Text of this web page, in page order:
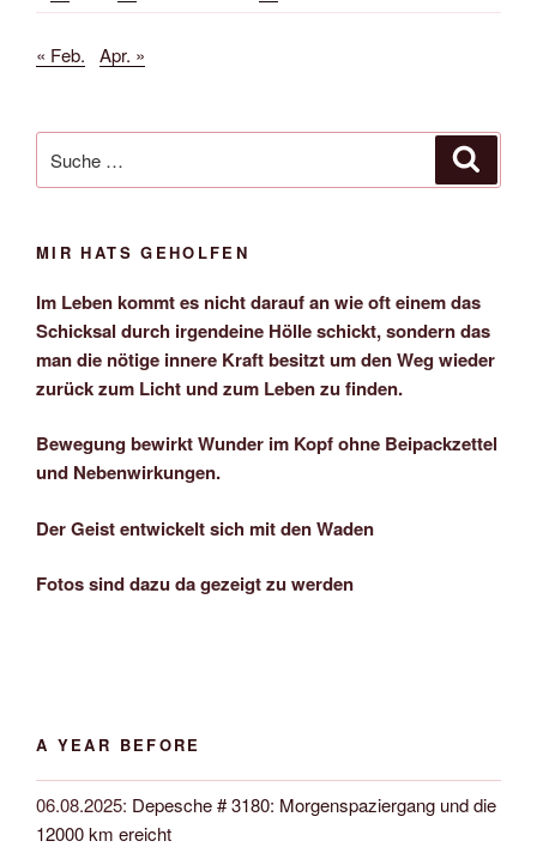
« Feb. Apr. »
nach:
MIR HATS GEHOLFEN
Im Leben kommt es nicht darauf an wie oft einem das
Schicksal durch irgendeine Hölle schickt, sondern das
man die nötige innere Kraft besitzt um den Weg wieder
zurück zum Licht und zum Leben zu finden.
Bewegung bewirkt Wunder im Kopf ohne Beipackzettel
und Nebenwirkungen.
Der Geist entwickelt sich mit den Waden
Fotos sind dazu da gezeigt zu werden
A YEAR BEFORE
06.08.2025: Depesche # 3180: Morgenspaziergang und die
12000 km ereicht